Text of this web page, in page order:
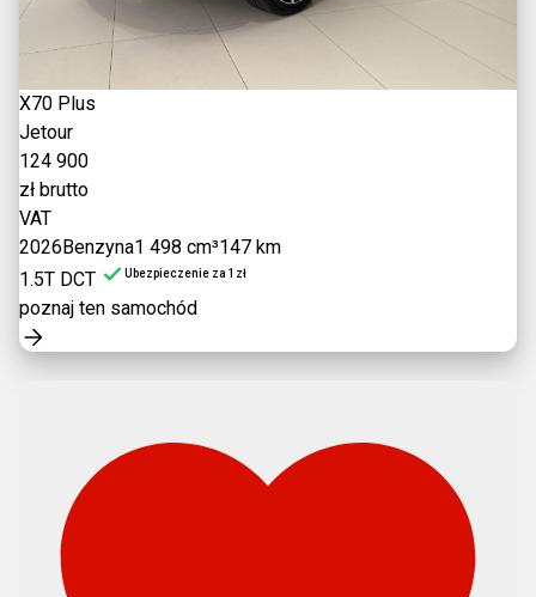
X70 Plus
Jetour
124 900
zł brutto
VAT
2026Benzyna1 498 cm³147 km
1.5T DCT
Ubezpieczenie za 1zł
poznaj ten samochód